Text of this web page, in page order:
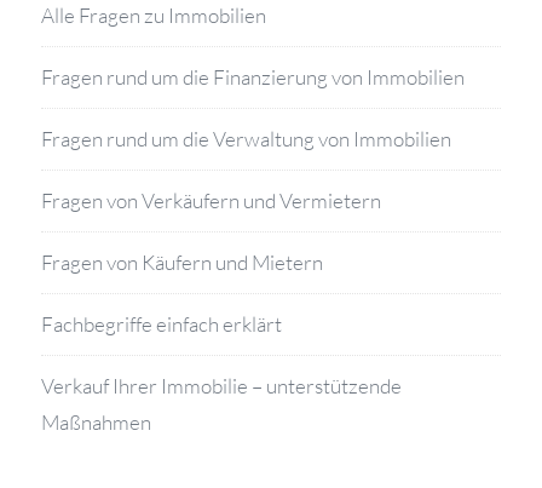
Alle Fragen zu Immobilien
Fragen rund um die Finanzierung von Immobilien
Fragen rund um die Verwaltung von Immobilien
Fragen von Verkäufern und Vermietern
Fragen von Käufern und Mietern
Fachbegriffe einfach erklärt
Verkauf Ihrer Immobilie – unterstützende
Maßnahmen